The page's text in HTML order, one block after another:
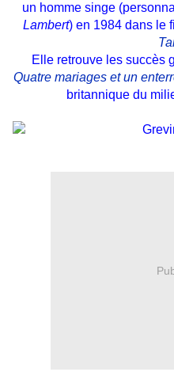
un homme singe
Lambert) en 1984 dans le
Elle retrouve les succès
Quatre mariages et un
britannique du